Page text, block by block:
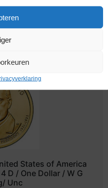
States of America
D / One Dollar / W G
Unc